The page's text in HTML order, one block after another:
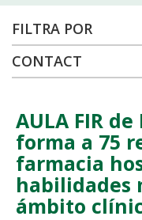
FILTRA POR
CONTACT
AULA FIR
forma a 75
farmacia
habilidades
ámbito